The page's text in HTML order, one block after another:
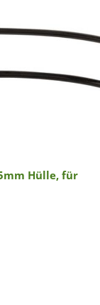
Hülle, für